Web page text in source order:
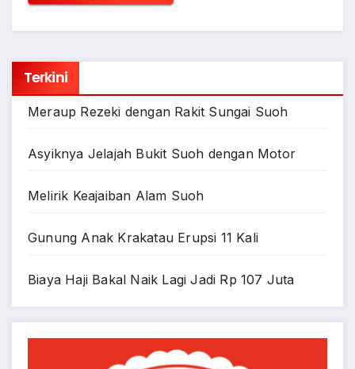
Terkini
Meraup Rezeki dengan Rakit Sungai Suoh
Asyiknya Jelajah Bukit Suoh dengan Motor
Melirik Keajaiban Alam Suoh
Gunung Anak Krakatau Erupsi 11 Kali
Biaya Haji Bakal Naik Lagi Jadi Rp 107 Juta